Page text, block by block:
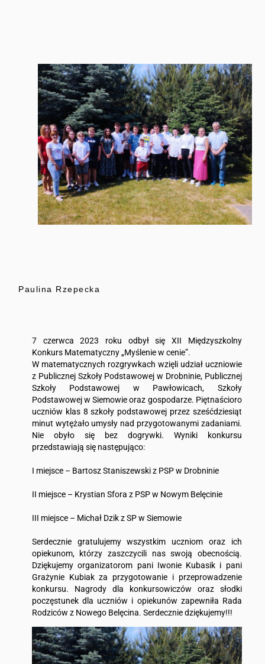
Paulina Rzepecka
7 czerwca 2023 roku odbył się XII Międzyszkolny
Konkurs Matematyczny „Myślenie w cenie”.
W matematycznych rozgrywkach wzięli udział uczniowie
z Publicznej Szkoły Podstawowej w Drobninie, Publicznej
Szkoły Podstawowej w Pawłowicach, Szkoły
Podstawowej w Siemowie oraz gospodarze. Piętnaścioro
uczniów klas 8 szkoły podstawowej przez sześćdziesiąt
minut wytężało umysły nad przygotowanymi zadaniami.
Nie obyło się bez dogrywki. Wyniki konkursu
przedstawiają się następująco:
I miejsce – Bartosz Staniszewski z PSP w Drobninie
II miejsce – Krystian Sfora z PSP w Nowym Belęcinie
III miejsce – Michał Dzik z SP w Siemowie
Serdecznie gratulujemy wszystkim uczniom oraz ich
opiekunom, którzy zaszczycili nas swoją obecnością.
Dziękujemy organizatorom pani Iwonie Kubasik i pani
Grażynie Kubiak za przygotowanie i przeprowadzenie
konkursu. Nagrody dla konkursowiczów oraz słodki
poczęstunek dla uczniów i opiekunów zapewniła Rada
Rodziców z Nowego Belęcina. Serdecznie dziękujemy!!!